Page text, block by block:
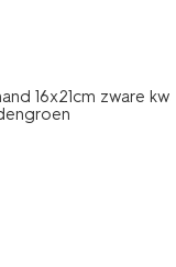
16x21cm zware